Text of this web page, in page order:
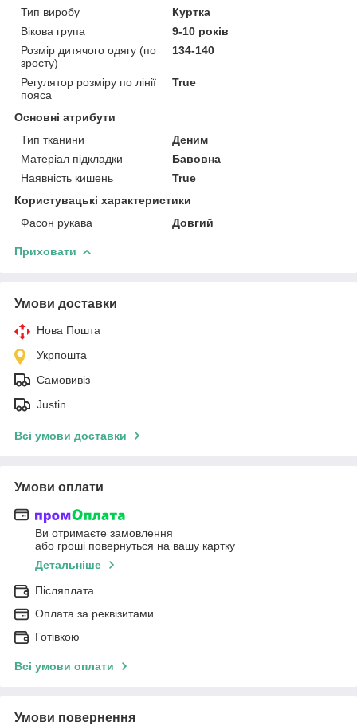
Тип виробу
Куртка
Вікова група
9-10 років
Розмір дитячого одягу (по
зросту)
134-140
Регулятор розміру по лінії
пояса
True
Основні атрибути
Тип тканини
Деним
Матеріал підкладки
Бавовна
Наявність кишень
True
Користувацькі характеристики
Фасон рукава
Довгий
Приховати
Умови доставки
Нова Пошта
Укрпошта
Самовивіз
Justin
Всі умови доставки
Умови оплати
Ви отримаєте замовлення
або гроші повернуться на вашу картку
Детальніше
Післяплата
Оплата за реквізитами
Готівкою
Всі умови оплати
Умови повернення